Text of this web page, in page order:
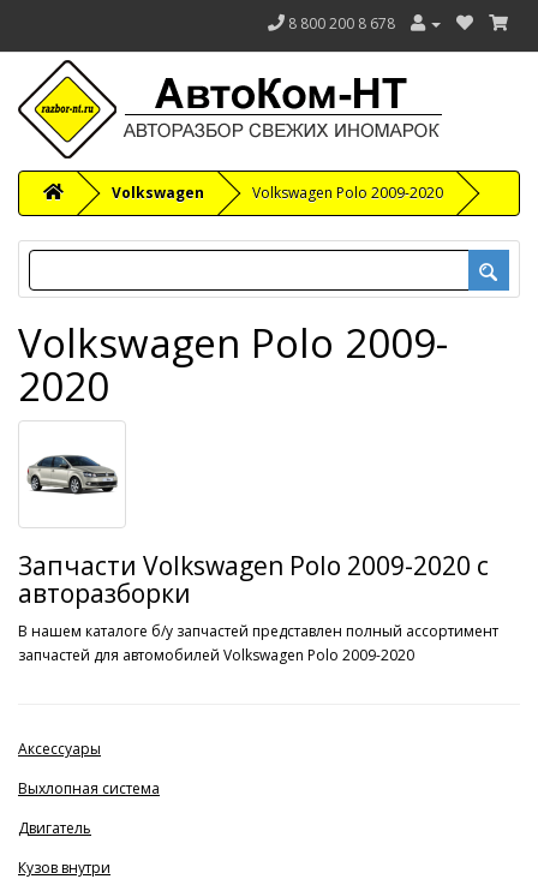
8 800 200 8 678
Volkswagen Volkswagen Polo 2009-2020
Volkswagen Polo 2009-
2020
Запчасти Volkswagen Polo 2009-2020 с
авторазборки
В нашем каталоге б/у запчастей представлен полный ассортимент
запчастей для автомобилей Volkswagen Polo 2009-2020
Аксессуары
Выхлопная система
Двигатель
Кузов внутри